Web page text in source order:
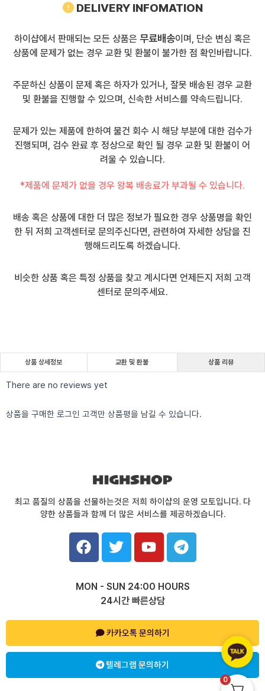
DELIVERY INFOMATION
하이샵에서 판매되는 모든 상품은 무료배송이며, 단순 변심 혹은
상품에 문제가 없는 경우 교환 및 환불이 불가한 점 확인바랍니다.
주문하신 상품이 문제 혹은 하자가 있거나, 잘못 배송된 경우 교환
및 환불을 진행할 수 있으며, 신속한 서비스를 약속드립니다.
문제가 있는 제품에 한하여 물건 회수 시 해당 부분에 대한 검수가
진행되며, 검수 완료 후 정상으로 확인 될 경우 교환 및 환불이 어
려울 수 있습니다.
*제품에 문제가 없을 경우 왕복 배송료가 부과될 수 있습니다.
배송 혹은 상품에 대한 더 많은 정보가 필요한 경우 상품명을 확인
한 뒤 저희 고객센터로 문의주신다면, 관련하여 자세한 상담을 진
행해드리도록 하겠습니다.
비슷한 상품 혹은 특정 상품을 찾고 계시다면 언제든지 저희 고객
센터로 문의주세요.
상품 상세정보 교환 및 환불 상품 리뷰
There are no reviews yet
상품을 구매한 로그인 고객만 상품평을 남길 수 있습니다.
최고 품질의 상품을 선물하는것은 저희 하이샵의 운영 모토입니다. 다
양한 상품들과 함께 더 많은 서비스를 제공하겠습니다.
F
a
c
b
o
T
w
i
t
e
r
Y
o
u
u
b
e
T
e
l
g
a
MON - SUN 24:00 HOURS
24시간 빠른상담
카카오톡 문의하기
텔레그램 문의하기
0